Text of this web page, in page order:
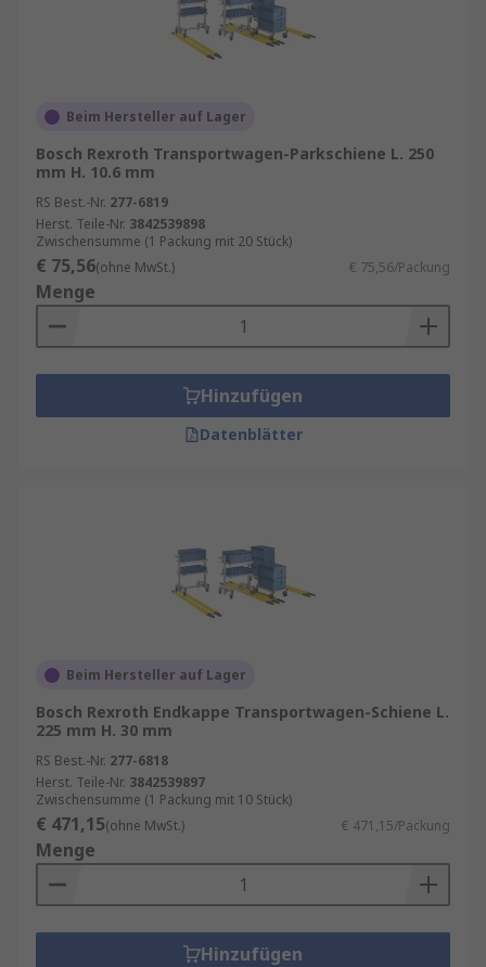
Beim Hersteller auf Lager
Bosch Rexroth Transportwagen-Parkschiene L. 250
mm H. 10.6 mm
RS Best.-Nr. 277-6819
Herst. Teile-Nr. 3842539898
Zwischensumme (1 Packung mit 20 Stück)
€ 75,56(ohne MwSt.) € 75,56/Packung
Menge
Hinzufügen
Datenblätter
Beim Hersteller auf Lager
Bosch Rexroth Endkappe Transportwagen-Schiene L.
225 mm H. 30 mm
RS Best.-Nr. 277-6818
Herst. Teile-Nr. 3842539897
Zwischensumme (1 Packung mit 10 Stück)
€ 471,15(ohne MwSt.) € 471,15/Packung
Menge
Hinzufügen